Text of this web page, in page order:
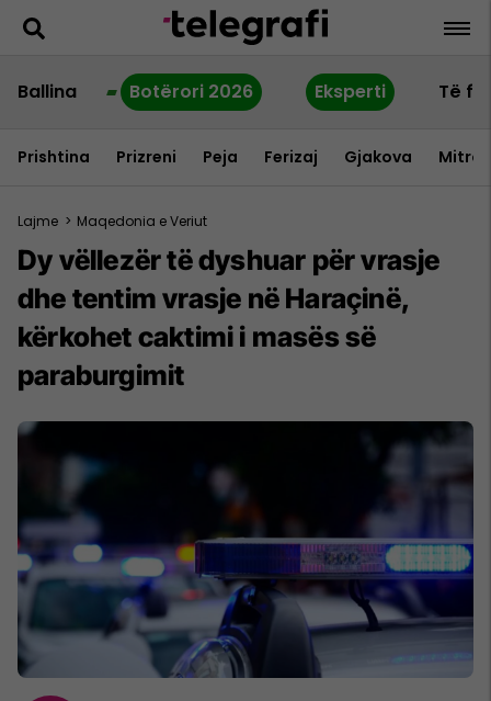
Ballina Botërori 2026 Eksperti Të
Prishtina Prizreni Peja Ferizaj Gjakova
Lajme > Maqedonia e Veriut
Dy vëllezër të dyshuar për vrasje
dhe tentim vrasje në Haraçinë,
kërkohet caktimi i masës së
paraburgimit